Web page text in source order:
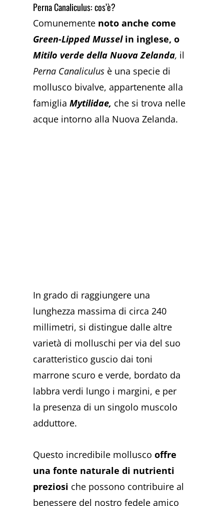
Perna Canaliculus: cos’è?
Comunemente noto anche come
Green-Lipped Mussel in inglese, o
Mitilo verde della Nuova Zelanda, il
Perna Canaliculus è una specie di
mollusco bivalve, appartenente alla
famigliaMytilidae, che si trova nelle
acque intorno alla Nuova Zelanda.
In grado di raggiungere una
lunghezza massima di circa 240
millimetri, si distingue dalle altre
varietà di molluschi per via del suo
caratteristico guscio dai toni
marrone scuro e verde, bordato da
labbra verdi lungo i margini, e per
la presenza di un singolo muscolo
adduttore.
Questo incredibile molluscooffre
una fonte naturale di nutrienti
preziosi che possono contribuire al
benessere del nostro fedele amico